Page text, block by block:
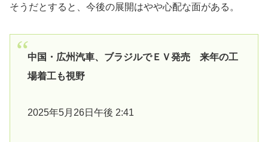
そうだとすると、今後の展開はやや心配な面がある。
中国・広州汽車、ブラジルでＥＶ発売 来年の工
場着工も視野
2025年5月26日午後 2:41